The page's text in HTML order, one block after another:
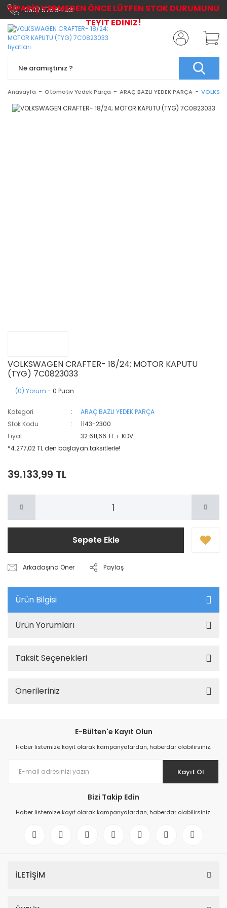
0507 576 64 03
Anasayfa Otomotiv Yedek Parça ARAÇ BAZLI YEDEK PARÇA
VOLKSWAGEN CRAFTER- 18/24; MOTOR KAPUTU
(TYG) 7C0823033
(0) Yorum - 0 Puan
Kategori
ARAÇ BAZLI YEDEK PARÇA
Stok Kodu
1143-2300
Fiyat
32.611,66 TL + KDV
*4.277,02 TL den başlayan taksitlerle!
39.133,99 TL
Sepete Ekle
Arkadaşına Öner Paylaş
Ürün Bilgisi
Ürün Yorumları
Taksit Seçenekleri
Önerileriniz
E-Bülten'e Kayıt Olun
Haber listemize kayıt olarak kampanyalardan, haberdar olabilirsiniz.
Kayıt Ol
Bizi Takip Edin
Haber listemize kayıt olarak kampanyalardan, haberdar olabilirsiniz.
İLETİŞİM
SİPARİŞ VERMEDEN ÖNCE LÜTFEN STOK DURUMUNU
TEYİT EDİNİZ!